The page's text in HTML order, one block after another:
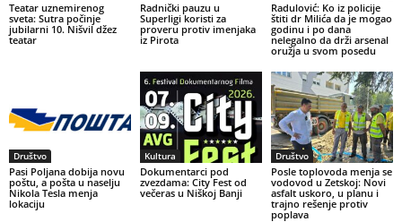
Teatar uznemirenog
sveta: Sutra počinje
jubilarni 10. Nišvil džez
teatar
Radnički pauzu u
Superligi koristi za
proveru protiv imenjaka
iz Pirota
Radulović: Ko iz policije
štiti dr Milića da je mogao
godinu i po dana
nelegalno da drži arsenal
oružja u svom posedu
Društvo
Pasi Poljana dobija novu
poštu, a pošta u naselju
Nikola Tesla menja
lokaciju
Kultura
Dokumentarci pod
zvezdama: City Fest od
večeras u Niškoj Banji
Društvo
Posle toplovoda menja se
vodovod u Zetskoj: Novi
asfalt uskoro, u planu i
trajno rešenje protiv
poplava